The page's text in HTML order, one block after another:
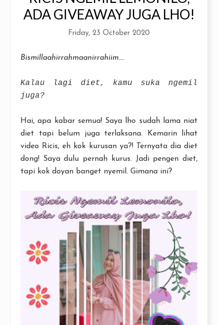
ADA GIVEAWAY JUGA LHO!
Friday, 23 October 2020
Bismillaahirrahmaanirrahiim....
Kalau lagi diet, kamu suka ngemil
juga?
Hai, apa kabar semua! Saya lho sudah lama niat
diet tapi belum juga terlaksana. Kemarin lihat
video Ricis, eh kok kurusan ya?! Ternyata dia diet
dong! Saya dulu pernah kurus. Jadi pengen diet,
tapi kok doyan banget nyemil. Gimana ini?